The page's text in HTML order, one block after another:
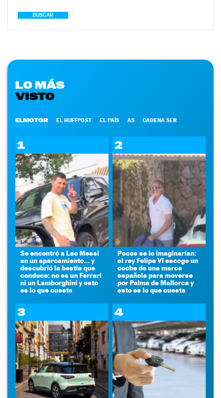
BUSCAR
LO MÁS
VISTO
ELMOTOR EL HUFFPOST EL PAÍS AS CADENA SER
1
Se encontró a Leo Messi
en un aparcamiento... y
descubrió la bestia que
conduce: no es un Ferrari
ni un Lamborghini y esto
es lo que cuesta
2
Pocos se lo imaginarían:
el rey Felipe VI escoge un
coche de una marca
española para moverse
por Palma de Mallorca y
esto es lo que cuesta
3 4